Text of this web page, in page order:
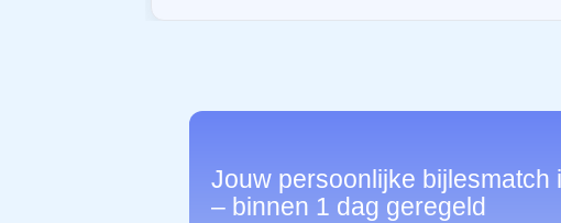
Jouw persoonlijke bijlesmatch
– binnen 1 dag geregeld